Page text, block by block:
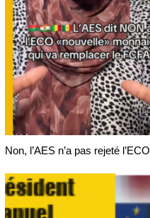
Non, l’AES n’a pas rejeté l’ECO